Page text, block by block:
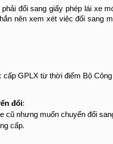
đổi sang giấy phép lái xe
nên xem xét việc đổi sang
GPLX từ thời điểm Bộ
đổi:
cũ nhưng muốn chuyển đổi
cấp.